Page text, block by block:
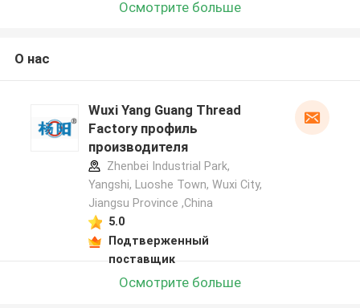
Осмотрите больше
О нас
Wuxi Yang Guang Thread
Factory профиль
производителя
Zhenbei Industrial Park,
Yangshi, Luoshe Town, Wuxi City,
Jiangsu Province ,China
5.0
Подтверженный
поставщик
Осмотрите больше